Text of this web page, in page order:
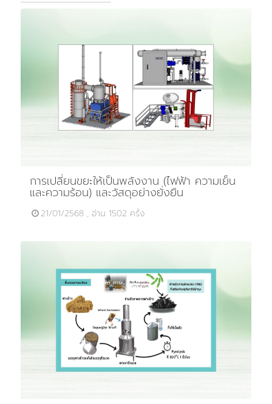
การเปลี่ยนขยะให้เป็นพลังงาน (ไฟฟ้า ความเย็น
และความร้อน) และวัสดุอย่างยั่งยืน
21/01/2568 , อ่าน 1502 ครั้ง